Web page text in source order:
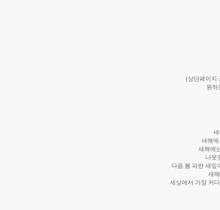
(상단페이지
원하
새
새해
새해에
나뭇
다음 봄 파란 새잎
새
세상에서 가장 커